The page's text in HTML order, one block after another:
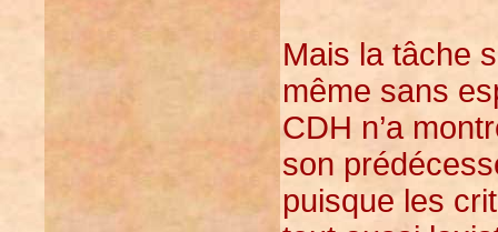
Mais la tâche
même sans
CDH n’a
son
puisque les